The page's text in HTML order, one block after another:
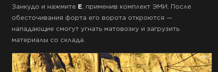
Занкудо и нажмите E, применив комплект ЭМИ. После
обесточивания форта его ворота откроются —
нападающие смогут угнать матовозку и загрузить
материалы со склада.